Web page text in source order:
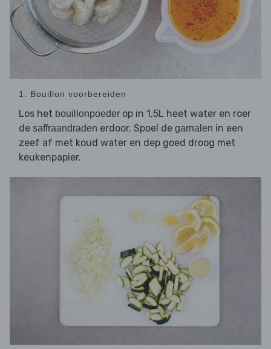
1. Bouillon voorbereiden
Los het bouillonpoeder op in 1,5L heet water en roer
de saffraandraden erdoor. Spoel de garnalen in een
zeef af met koud water en dep goed droog met
keukenpapier.